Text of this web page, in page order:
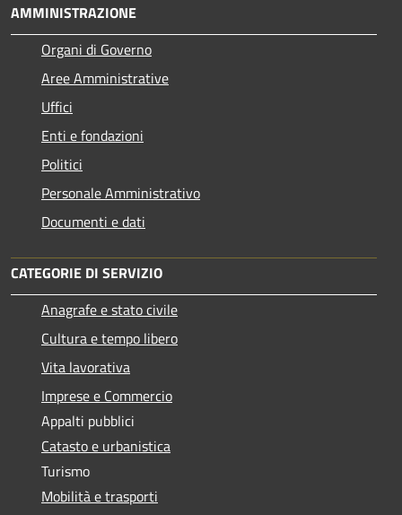
AMMINISTRAZIONE
Organi di Governo
Aree Amministrative
Uffici
Enti e fondazioni
Politici
Personale Amministrativo
Documenti e dati
CATEGORIE DI SERVIZIO
Anagrafe e stato civile
Cultura e tempo libero
Vita lavorativa
Imprese e Commercio
Appalti pubblici
Catasto e urbanistica
Turismo
Mobilità e trasporti